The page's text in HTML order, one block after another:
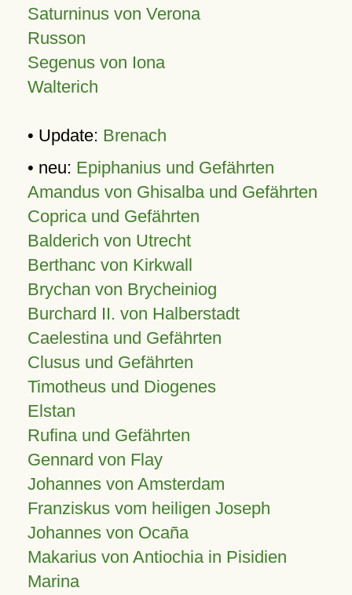
Saturninus von Verona
Russon
Segenus von Iona
Walterich
• Update: Brenach
• neu: Epiphanius und Gefährten
Amandus von Ghisalba und Gefährten
Coprica und Gefährten
Balderich von Utrecht
Berthanc von Kirkwall
Brychan von Brycheiniog
Burchard II. von Halberstadt
Caelestina und Gefährten
Clusus und Gefährten
Timotheus und Diogenes
Elstan
Rufina und Gefährten
Gennard von Flay
Johannes von Amsterdam
Franziskus vom heiligen Joseph
Johannes von Ocaña
Makarius von Antiochia in Pisidien
Marina